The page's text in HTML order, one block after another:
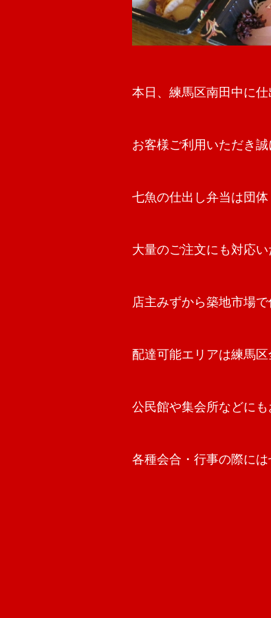
本日、練馬区南田中に仕
お客様ご利用いただき誠
七魚の仕出し弁当は団
大量のご注文にも対応い
店主みずから築地市場
配達可能エリアは練馬区
公民館や集会所などにも
各種会合・行事の際に